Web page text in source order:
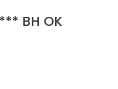
BH OK